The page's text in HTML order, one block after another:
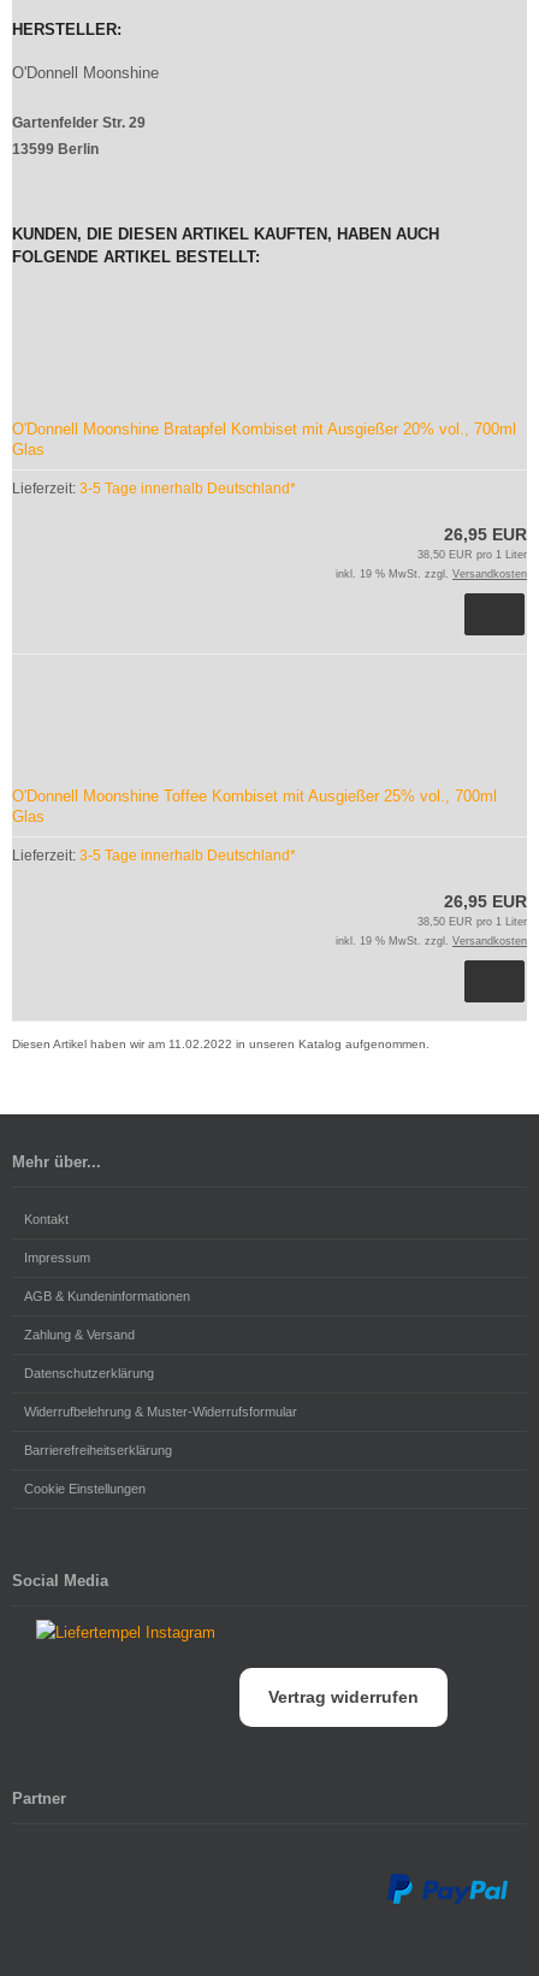
HERSTELLER:
O'Donnell Moonshine
Gartenfelder Str. 29
13599 Berlin
KUNDEN, DIE DIESEN ARTIKEL KAUFTEN, HABEN AUCH
FOLGENDE ARTIKEL BESTELLT:
O'Donnell Moonshine Bratapfel Kombiset mit Ausgießer 20% vol., 700ml
Glas
Lieferzeit: 3-5 Tage innerhalb Deutschland*
26,95 EUR
38,50 EUR pro 1 Liter
inkl. 19 % MwSt. zzgl. Versandkosten
O'Donnell Moonshine Toffee Kombiset mit Ausgießer 25% vol., 700ml
Glas
Lieferzeit: 3-5 Tage innerhalb Deutschland*
26,95 EUR
38,50 EUR pro 1 Liter
inkl. 19 % MwSt. zzgl. Versandkosten
Diesen Artikel haben wir am 11.02.2022 in unseren Katalog aufgenommen.
Mehr über...
Kontakt
Impressum
AGB & Kundeninformationen
Zahlung & Versand
Datenschutzerklärung
Widerrufbelehrung & Muster-Widerrufsformular
Barrierefreiheitserklärung
Cookie Einstellungen
Social Media
Vertrag widerrufen
Partner